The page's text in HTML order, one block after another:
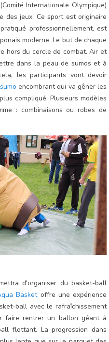
Internationale Olympique)
des jeux. Ce sport est originaire
professionnellement, est
moderne. Le but de chaque
hors du cercle de combat. Air et
dans la peau de sumos et à
les participants vont devoir
encombrant qui va gêner les
compliqué. Plusieurs modèles
: combinaisons ou robes de
d'organiser du basket-ball
Basketoffre une expérience
ball avec le rafraîchissement
faire rentrer un ballon géant à
flottant. La progression dans